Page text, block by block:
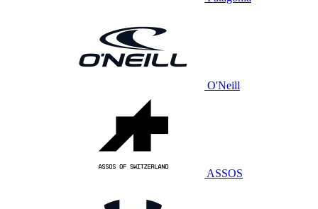
O'Neill
ASSOS